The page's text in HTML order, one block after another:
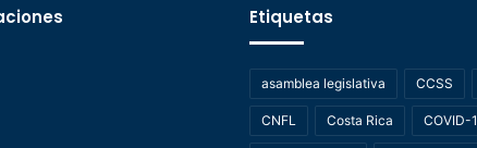
Etiquetas
asamblea legislativa CCSS
CNFL Costa Rica COVID-